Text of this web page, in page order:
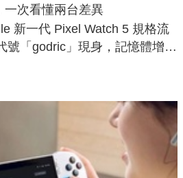
一次看懂兩台差異
新一代 Pixel Watch 5 規格流
號「godric」現身，記憶體增強